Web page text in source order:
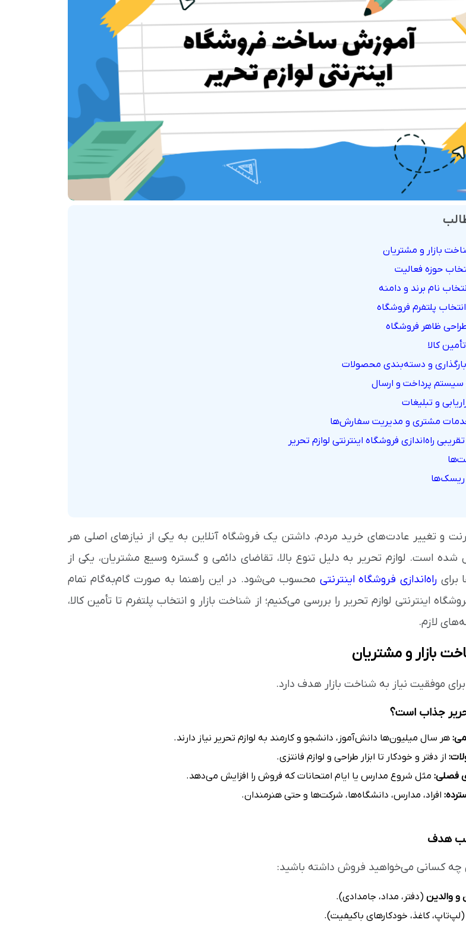
هوش مصنوعی درگاه های پرداخت اینترنتی پلاگین های ارسال پیامک
بازار و مشتریان
حوزه فعالیت
نام برند و دامنه
پلتفرم فروشگاه
ظاهر فروشگاه
کالا
و دسته‌بندی محصولات
پرداخت و ارسال
و تبلیغات
مشتری و مدیریت سفارش‌ها
راه‌اندازی فروشگاه اینترنتی لوازم تحریر
و تغییر عادت‌های خرید مردم، داشتن یک فروشگاه آنلاین به یکی از نیازهای اصلی هر
است. لوازم تحریر به دلیل تنوع بالا، تقاضای دائمی و گستره وسیع مشتریان، یکی از
برای راه‌اندازی فروشگاه اینترنتی محسوب می‌شود. در این راهنما به صورت گام‌به‌گام تمام
اینترنتی لوازم تحریر را بررسی می‌کنیم؛ از شناخت بازار و انتخاب پلتفرم تا تأمین کالا،
لازم.
بازار و مشتریان
موفقیت نیاز به شناخت بازار هدف دارد.
تحریر جذاب است؟
هر سال میلیون‌ها دانش‌آموز، دانشجو و کارمند به لوازم تحریر نیاز دارند.
از دفتر و خودکار تا ابزار طراحی و لوازم فانتزی.
فصلی:مثل شروع مدارس یا ایام امتحانات که فروش را افزایش می‌دهد.
افراد، مدارس، دانشگاه‌ها، شرکت‌ها و حتی هنرمندان.
هدف
چه کسانی می‌خواهید فروش داشته باشید:
و والدین(دفتر، مداد، جامدادی).
کاغذ، خودکارهای باکیفیت).